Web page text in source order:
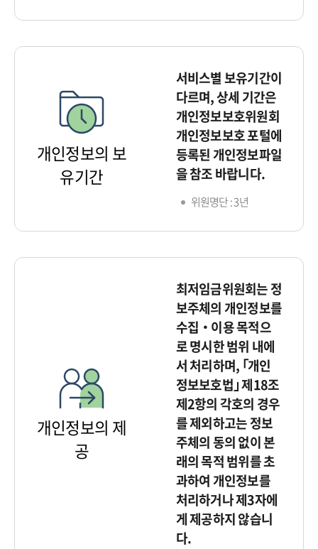
개인정보의 보
유기간
서비스별 보유기간이
다르며, 상세 기간은
개인정보보호위원회
개인정보보호 포털에
등록된 개인정보파일
을 참조 바랍니다.
위원명단 : 3년
개인정보의 제
공
최저임금위원회는 정
보주체의 개인정보를
수집‧이용 목적으
로 명시한 범위 내에
서 처리하며, ｢개인
정보보호법｣ 제18조
제2항의 각호의 경우
를 제외하고는 정보
주체의 동의 없이 본
래의 목적 범위를 초
과하여 개인정보를
처리하거나 제3자에
게 제공하지 않습니
다.